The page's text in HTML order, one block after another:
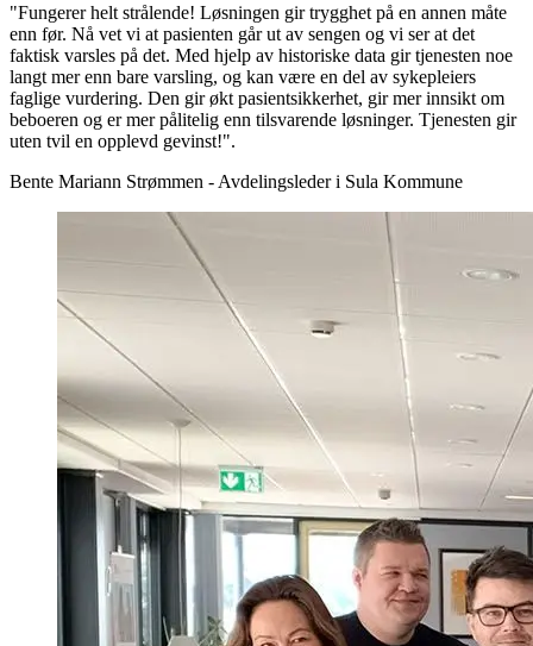
"Fungerer helt strålende! Løsningen gir trygghet på en annen måte
enn før. Nå vet vi at pasienten går ut av sengen og vi ser at det
faktisk varsles på det. Med hjelp av historiske data gir tjenesten noe
langt mer enn bare varsling, og kan være en del av sykepleiers
faglige vurdering. Den gir økt pasientsikkerhet, gir mer innsikt om
beboeren og er mer pålitelig enn tilsvarende løsninger. Tjenesten gir
uten tvil en opplevd gevinst!".
Bente Mariann Strømmen - Avdelingsleder i Sula Kommune